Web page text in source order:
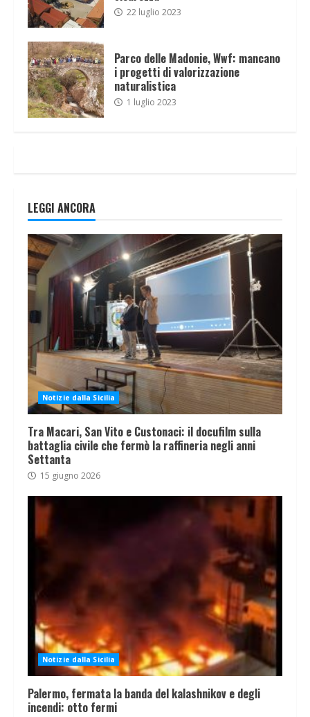
22 luglio 2023
Parco delle Madonie, Wwf: mancano
i progetti di valorizzazione
naturalistica
1 luglio 2023
LEGGI ANCORA
Notizie dalla Sicilia
Tra Macari, San Vito e Custonaci: il docufilm sulla
battaglia civile che fermò la raffineria negli anni
Settanta
15 giugno 2026
Notizie dalla Sicilia
Palermo, fermata la banda del kalashnikov e degli
incendi: otto fermi